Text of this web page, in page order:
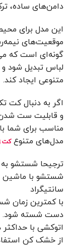
دامن‌های ساده،
این مدل برای
موقعیت‌های
گونه‌ای است که
لباس تبدیل شود
متنوعی ایجاد کند.
اگر به دنبال کت
و قابلیت ست شدن
مناسب برای شما
مدل‌های متنوعکت
ترجیحا شستشو
سانتیگراد
با کمترين زمان
دست شسته شود.
اتوکشی با حداکثر دمای 110 درجه
از خشک کن